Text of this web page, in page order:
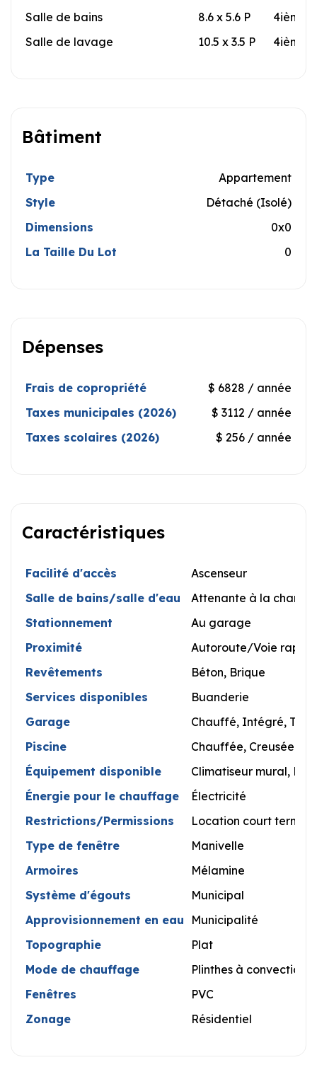
Salle de bains
8.6 x 5.6 P
4ième
Salle de lavage
10.5 x 3.5 P 4ième
Bâtiment
Type
Appartement
Style
Détaché (Isolé)
Dimensions
0x0
La Taille Du Lot
0
Dépenses
Frais de copropriété
$ 6828 / année
Taxes municipales (2026)
$ 3112 / année
Taxes scolaires (2026)
$ 256 / année
Caractéristiques
Facilité d'accès
Ascenseur
Salle de bains/salle d'eau
Attenante à la
Stationnement
Au garage
Proximité
Autoroute/Voie
Revêtements
Béton, Brique
Services disponibles
Buanderie
Garage
Chauffé, Intégré,
Piscine
Chauffée, Creusée
Équipement disponible
Climatiseur mural,
Énergie pour le chauffage
Électricité
Restrictions/Permissions
Location court terme
Type de fenêtre
Manivelle
Armoires
Mélamine
Système d'égouts
Municipal
Approvisionnement en eau
Municipalité
Topographie
Plat
Mode de chauffage
Plinthes à convection,
Fenêtres
PVC
Zonage
Résidentiel